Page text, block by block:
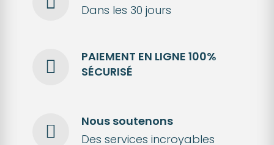
Dans les 30 jours
PAIEMENT EN LIGNE 100%
SÉCURISÉ
Nous soutenons
Des services incroyables